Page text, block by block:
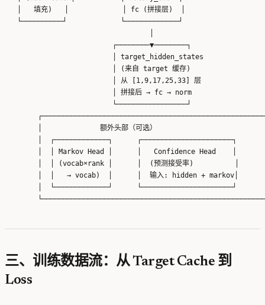
   │   填充)   │             │ fc (拼接层)  │
   └──────────┘             └─────────────┘
                          ┌────────▼────────┐
                          │ target_hidden_states
                          │ (来自 target 缓存)
                          │ 从 [1,9,17,25,33] 层
                          │ 拼接后 → fc → norm
                          └─────────────────┘
│              额外头部（可选）
│  ┌─────────────┐      ┌──────────────────────┐
│  │ Markov Head │      │   Confidence Head    │
│  │ (vocab×rank │      │  (预测接受率)          │
│  │   → vocab)  │      │  输入: hidden + markov│
│  └─────────────┘      └──────────────────────┘
三、训练数据流：从 Target Cache 到
Loss